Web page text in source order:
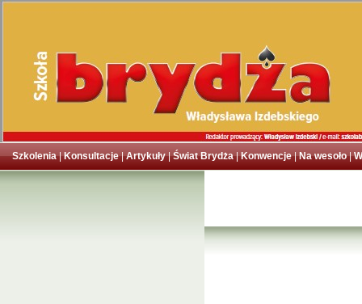
Szkolenia|Konsultacje|Artykuły|Świat Brydża|Konwencje|Na wesoło|